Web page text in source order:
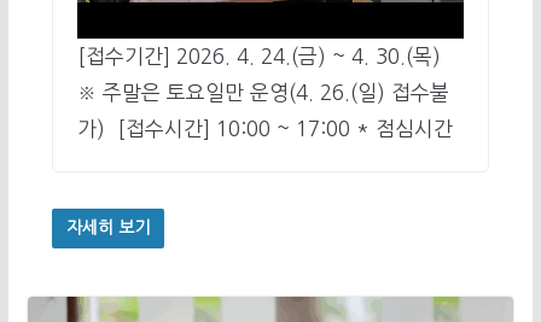
[접수기간] 2026. 4. 24.(금) ~ 4. 30.(목)
※ 주말은 토요일만 운영(4. 26.(일) 접수불
가) ​ [접수시간] 10:00 ~ 17:00 * 점심시간
자세히 보기